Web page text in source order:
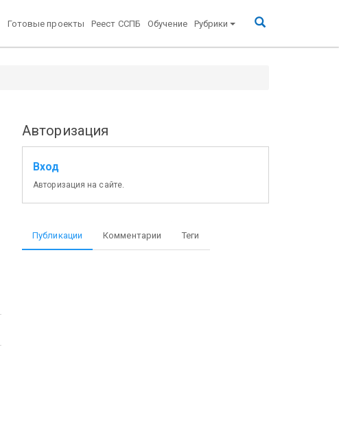
Готовые проекты Реест ССПБ Обучение Рубрики
Авторизация
Вход
Авторизация на сайте.
Публикации Комментарии Теги